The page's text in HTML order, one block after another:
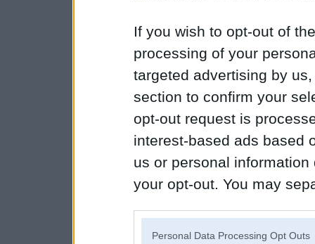
If you wish to opt-out of
processing of your
targeted advertising by
section to confirm your
opt-out request is
interest-based ads based
us or personal
your opt-out. You may
Personal Data Processing Opt Outs